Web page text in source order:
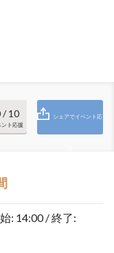
/ 10
ト応援
シェアでイベント応
: 14:00 / 終了: